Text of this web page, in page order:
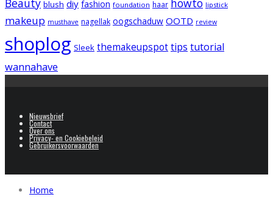
Beauty blush diy fashion foundation haar howto lipstick
makeup musthave nagellak oogschaduw OOTD review
shoplog Sleek themakeupspottips tutorial
wannahave
Nieuwsbrief
Contact
Over ons
Privacy- en Cookiebeleid
Gebruikersvoorwaarden
Home